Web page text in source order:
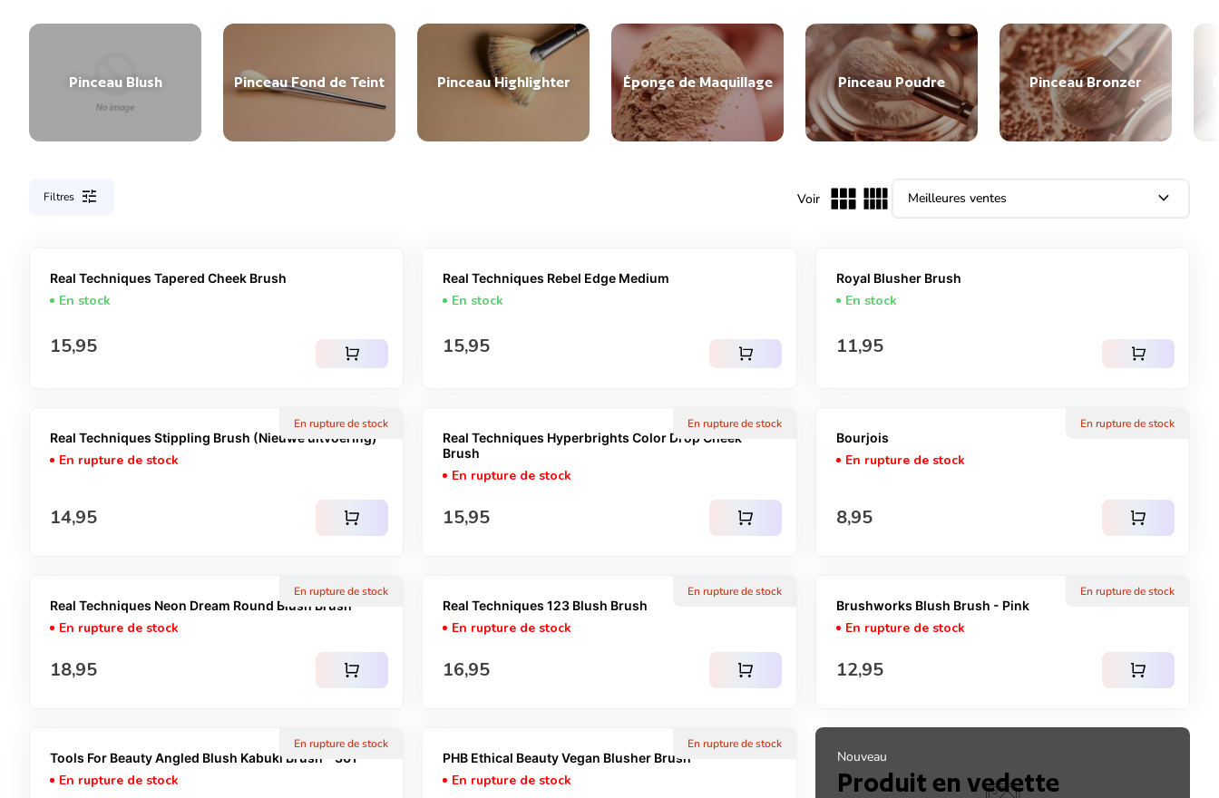
Pinceau Blush Pinceau Fond de Teint Pinceau Highlighter Éponge de Maquillage Pinceau Poudre Pinceau Bronzer
Filtres tune Voir expand_more
Nouveau
Produit en vedette
Real Techniques Tapered Cheek Brush
En stock
Prix normal
15,95 shopping_cart
Real Techniques Rebel Edge Medium
En stock
Prix normal
15,95 shopping_cart
Royal Blusher Brush
En stock
Prix normal
11,95 shopping_cart
En rupture de stock
Real Techniques Stippling Brush (Nieuwe uitvoering)
En rupture de stock
Prix normal
14,95 shopping_cart
En rupture de stock
Real Techniques Hyperbrights Color Drop Cheek
Brush
En rupture de stock
Prix normal
15,95 shopping_cart
En rupture de stock
Bourjois
En rupture de stock
Prix normal
8,95 shopping_cart
En rupture de stock
Real Techniques Neon Dream Round Blush Brush
En rupture de stock
Prix normal
18,95 shopping_cart
En rupture de stock
Real Techniques 123 Blush Brush
En rupture de stock
Prix normal
16,95 shopping_cart
En rupture de stock
Brushworks Blush Brush - Pink
En rupture de stock
Prix normal
12,95 shopping_cart
En rupture de stock
Tools For Beauty Angled Blush Kabuki Brush - 301
En rupture de stock
En rupture de stock
PHB Ethical Beauty Vegan Blusher Brush
En rupture de stock